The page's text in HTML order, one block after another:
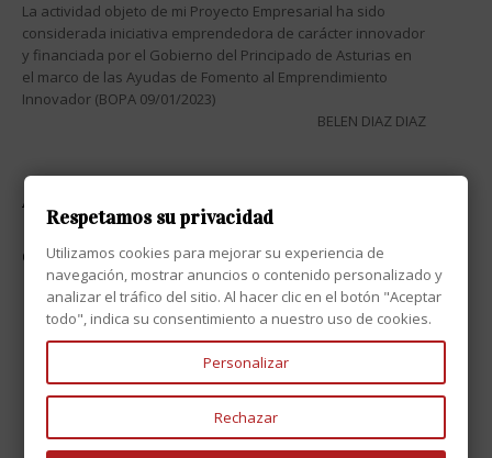
La actividad objeto de mi Proyecto Empresarial ha sido
considerada iniciativa emprendedora de carácter innovador
y financiada por el Gobierno del Principado de Asturias en
el marco de las Ayudas de Fomento al Emprendimiento
Innovador (BOPA 09/01/2023)
BELEN DIAZ DIAZ
ATENCIÓN AL CLIENTE
CONTACTO
Respetamos su privacidad
Utilizamos cookies para mejorar su experiencia de
navegación, mostrar anuncios o contenido personalizado y
analizar el tráfico del sitio. Al hacer clic en el botón "Aceptar
todo", indica su consentimiento a nuestro uso de cookies.
Personalizar
Rechazar